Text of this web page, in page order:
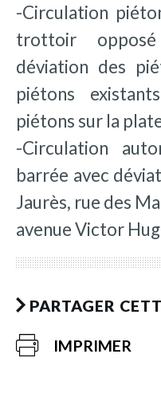
-Circulation
trottoir
déviation des
piétons
piétons sur la
-Circulation
barrée avec
Jaurès, rue des
avenue Victor
PARTAGER
IMPRIMER